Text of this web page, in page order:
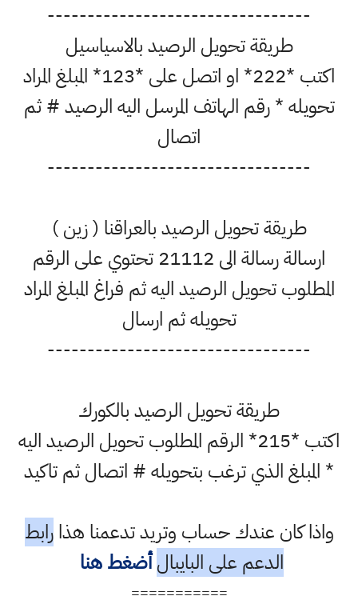
---------------------------------
طريقة تحويل الرصيد بالاسياسيل
اكتب *222* او اتصل على *123* المبلغ المراد
تحويله * رقم الهاتف المرسل اليه الرصيد # ثم
اتصال
---------------------------------
طريقة تحويل الرصيد بالعراقنا ( زين )
ارسالة رسالة الى 21112 تحتوي على الرقم
المطلوب تحويل الرصيد اليه ثم فراغ المبلغ المراد
تحويله ثم ارسال
---------------------------------
طريقة تحويل الرصيد بالكورك
اكتب *215* الرقم المطلوب تحويل الرصيد اليه
* المبلغ الذي ترغب بتحويله # اتصال ثم تاكيد
واذا كان عندك حساب وتريد تدعمنا هذارابط
الدعم على البايبال أضغط هنا
===========